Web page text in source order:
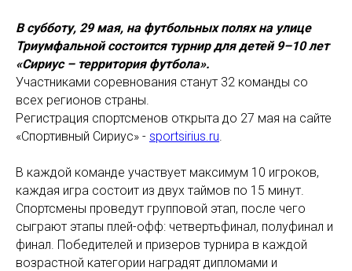
В субботу, 29 мая, на футбольных полях на улице
Триумфальной состоится турнир для детей 9–10 лет
«Сириус – территория футбола».
Участниками соревнования станут 32 команды со
всех регионов страны.
Регистрация спортсменов открыта до 27 мая на сайте
«Спортивный Сириус» - sportsirius.ru.
В каждой команде участвует максимум 10 игроков,
каждая игра состоит из двух таймов по 15 минут.
Спортсмены проведут групповой этап, после чего
сыграют этапы плей-офф: четвертьфинал, полуфинал и
финал. Победителей и призеров турнира в каждой
возрастной категории наградят дипломами и